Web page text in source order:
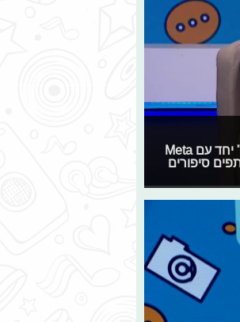
בעקבות החרפת השפה ברשת וההרגשה שהיד קלה יותר על המקלדת, אתר "פרוגי" יחד עם Meta
סיפורים